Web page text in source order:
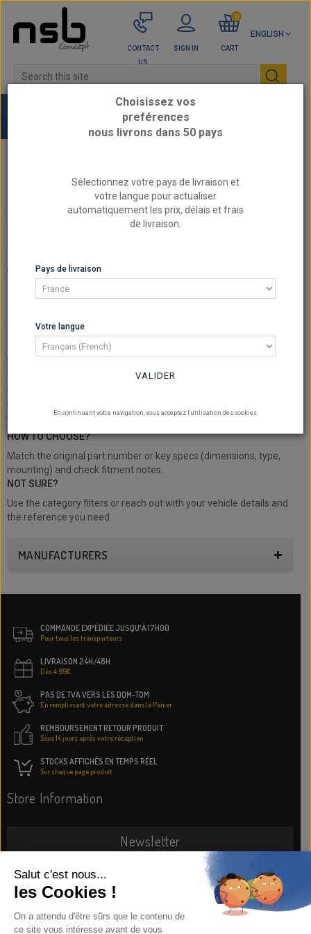
ENGLISH
CONTACT
US
SIGN IN CART
0
Adjustable camshaft pulleys
ADJUSTABLE CAMSHAFT PULLEYS
Adjustable camshaft pulleys
- Adjustable camshaft pulleys: browse our selection on NSB
concept.
Filter by reference, fitment and specs to pick the right part.
For maintenance and performance builds
HOW TO CHOOSE?
Match the original part number or key specs (dimensions, type,
mounting) and check fitment notes.
NOT SURE?
Use the category filters or reach out with your vehicle details and
the reference you need.
MANUFACTURERS
COMMANDE EXPÉDIÉE JUSQU'À 17H00
Pour tous les transporteurs
LIVRAISON 24H/48H
Dès 4.99€
PAS DE TVA VERS LES DOM-TOM
En remplissant votre adresse dans le Panier
REMBOURSEMENT RETOUR PRODUIT
Sous 14 jours après votre réception
STOCKS AFFICHÉS EN TEMPS RÉEL
Sur chaque page produit
Store Information
Newsletter
Choisissez vos
preférences
nous livrons dans 50 pays
Sélectionnez votre pays de livraison et
votre langue pour actualiser
automatiquement les prix, délais et frais
de livraison.
Pays de livraison
Votre langue
VALIDER
En continuant votre navigation, vous acceptez l'utilisation des cookies.